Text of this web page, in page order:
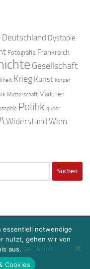
Deutschland Dystopie
Fotografie Frankreich
Gesellschaft
Krieg Kunst Körper
Mutterschaft Mädchen
Politik queer
Widerstand Wien
Hueman-Theme
essentiell notwendige
nutzt, gehen wir von
aus.
Cookies